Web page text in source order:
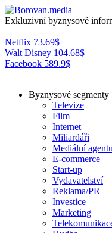
Exkluzivní byznysové
Netflix 73.69$
Walt Disney 104.68$
Facebook 589.9$
Byznysové segmenty
Televize
Film
Internet
Miliardáři
Mediální
E-commerce
Start-up
Vydavatelství
Reklama/PR
Investice
Marketing